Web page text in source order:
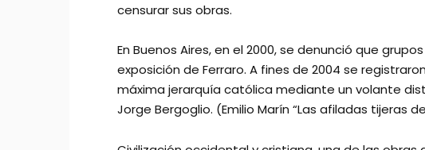
censurar sus obras.
En Buenos Aires, en el 2000, se denunció que
exposición de Ferraro. A fines de 2004 se
máxima jerarquía católica mediante un volante
Jorge Bergoglio. (Emilio Marín “Las afiladas tijeras